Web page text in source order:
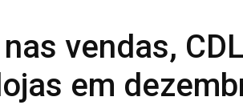
vendas,
em